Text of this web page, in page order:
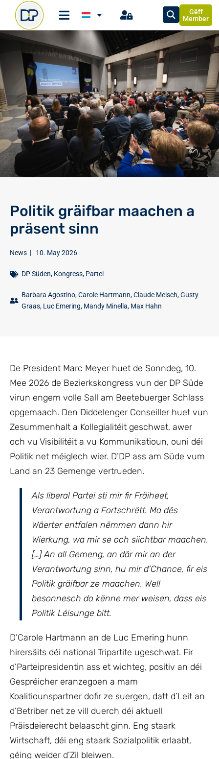
Gëff
Member
Politik gräifbar maachen a
präsent sinn
News | 10. May 2026
DP Süden, Kongress, Partei
Barbara Agostino,Carole Hartmann,Claude Meisch,Gusty
Graas, Luc Emering, Mandy Minella, Max Hahn
De President Marc Meyer huet de Sonndeg, 10.
Mee 2026 de Bezierkskongress vun der DP Süde
virun engem volle Sall am Beetebuerger Schlass
opgemaach. Den Diddelenger Conseiller huet vun
Zesummenhalt a Kollegialitéit geschwat, awer
och vu Visibilitéit a vu Kommunikatioun, ouni déi
Politik net méiglech wier. D’DP ass am Süde vum
Land an 23 Gemenge vertrueden.
Als liberal Partei sti mir fir Fräiheet,
Verantwortung a Fortschrëtt. Ma dës
Wäerter entfalen nëmmen dann hir
Wierkung, wa mir se och siichtbar maachen.
[…] An all Gemeng, an där mir an der
Verantwortung sinn, hu mir d’Chance, fir eis
Politik gräifbar ze maachen. Well
besonnesch do kënne mer weisen, dass eis
Politik Léisunge bitt.
D’Carole Hartmann an de Luc Emering hunn
hirersäits déi national Tripartite ugeschwat. Fir
d’Parteipresidentin ass et wichteg, positiv an déi
Gespréicher eranzegoen a mam
Koalitiounspartner dofir ze suergen, datt d’Leit an
d’Betriber net ze vill duerch déi aktuell
Präisdeierecht belaascht ginn. Eng staark
Wirtschaft, déi eng staark Sozialpolitik erlaabt,
géing weider d’Zil bleiwen.